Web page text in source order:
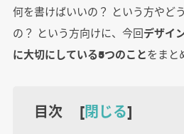
何を書けばいいの？ という方やど
の？ という方向けに、今回デザイ
に大切にしている5つのことをまと
目次 [閉じる]